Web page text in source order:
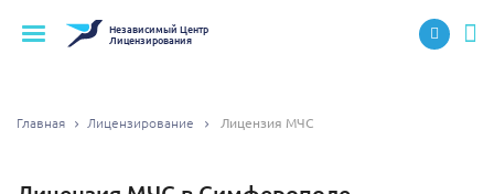
НезависимыйЦентр
Лицензирования
Главная Лицензирование Лицензия МЧС